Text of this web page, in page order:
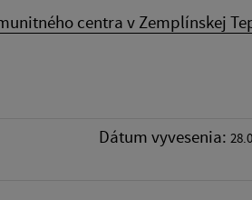
centra v Zemplínskej
Dátum vyvesenia: